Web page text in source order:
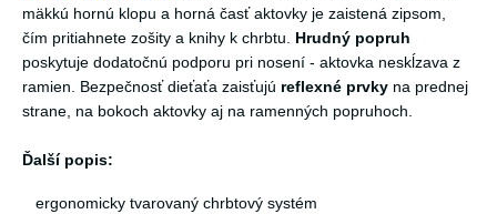
mäkkú hornú klopu a horná časť aktovky je zaistená zipsom,
čím pritiahnete zošity a knihy k chrbtu. Hrudný popruh
poskytuje dodatočnú podporu pri nosení - aktovka neskĺzava z
ramien. Bezpečnosť dieťaťa zaisťujú reflexné prvky na prednej
strane, na bokoch aktovky aj na ramenných popruhoch.
Ďalší popis:
ergonomicky tvarovaný chrbtový systém